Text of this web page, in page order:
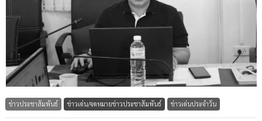
ข่าวประชาสัมพันธ์ ข่าวเด่น/จดหมายข่าวประชาสัมพันธ์ ข่าวเด่นประจำวัน